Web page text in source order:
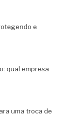
e
qual empresa
uma troca de